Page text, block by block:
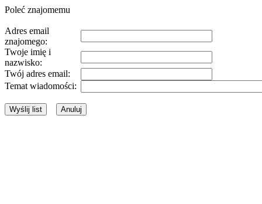
Poleć znajomemu
Adres email
znajomego:
Twoje imię i
nazwisko:
Twój adres email:
Temat wiadomości: